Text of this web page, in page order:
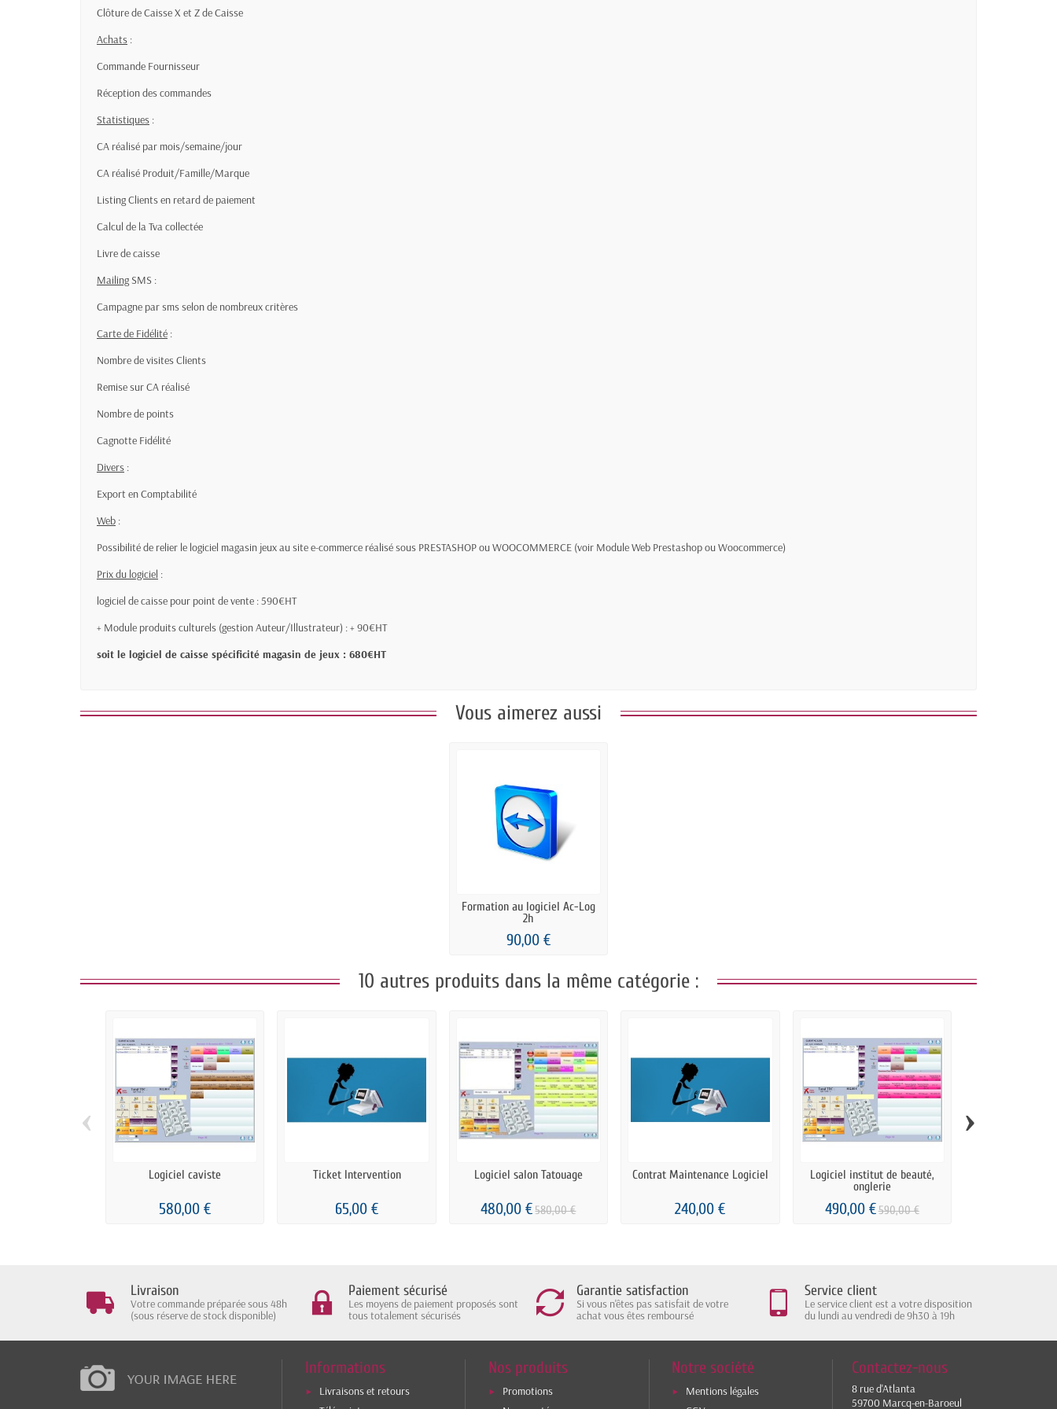
Clôture de Caisse X et Z de Caisse
Achats :
Commande Fournisseur
Réception des commandes
Statistiques :
CA réalisé par mois/semaine/jour
CA réalisé Produit/Famille/Marque
Listing Clients en retard de paiement
Calcul de la Tva collectée
Livre de caisse
MailingSMS :
Campagne par sms selon de nombreux critères
Carte de Fidélité :
Nombre de visites Clients
Remise sur CA réalisé
Nombre de points
Cagnotte Fidélité
Divers :
Export en Comptabilité
Web :
Possibilité de relier le logiciel magasin jeux au site e-commerce réalisé sous PRESTASHOP ou WOOCOMMERCE (voir Module Web Prestashop ou Woocommerce)
Prix du logiciel :
logiciel de caisse pour point de vente : 590€HT
+ Module produits culturels (gestion Auteur/Illustrateur) : + 90€HT
soit le logiciel de caisse spécificité magasin de jeux : 680€HT
Vous aimerez aussi
Formation au logiciel Ac-Log
2h
90,00 €
10 autres produits dans la même catégorie :
Logiciel caviste
580,00 €
Ticket Intervention
65,00 €
Logiciel salon Tatouage
480,00 € 580,00 €
Contrat Maintenance Logiciel
240,00 €
Logiciel institut de beauté,
onglerie
490,00 €590,00 €
‹ ›
Livraison
Votre commande préparée sous 48h
(sous réserve de stock disponible)
Paiement sécurisé
Les moyens de paiement proposés sont
tous totalement sécurisés
Garantie satisfaction
Si vous n'êtes pas satisfait de votre
achat vous êtes remboursé
Service client
Le service client est a votre disposition
du lundi au vendredi de 9h30 à 19h
Informations
Livraisons et retours
Nos produits
Promotions
Notre société
Mentions légales
Contactez-nous
8 rue d'Atlanta
59700 Marcq-en-Baroeul